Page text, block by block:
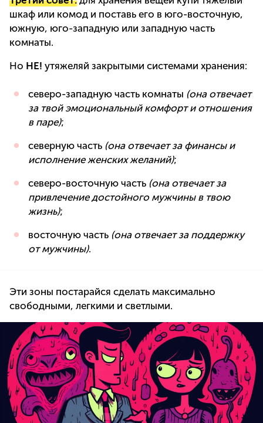
шкаф или комод и поставь его в юго-восточную,
южную, юго-западную или западную часть
комнаты.
Но НЕ! утяжеляй закрытыми системами хранения:
северо-западную часть комнаты (она отвечает
за твой эмоциональный комфорт и отношения
в паре);
северную часть (она отвечает за финансы и
исполнение женских желаний);
северо-восточную часть (она отвечает за
привлечение достойного мужчины в твою
жизнь);
восточную часть (она отвечает за поддержку
от мужчины).
Эти зоны постарайся сделать максимально
свободными, легкими и светлыми.